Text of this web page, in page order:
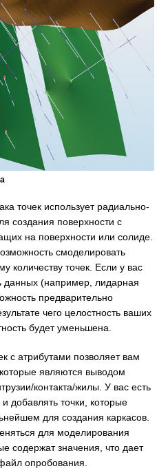
использует радиально-
создания поверхности с
на поверхности или солиде.
смоделировать
количеству точек. Если у вас
данных (например, лидарная
предварительно
чего целостность ваших
будет уменьшена.
позволяет вам
являются выводом
контакта/жилы. У вас есть
добавлять точки, которые
для создания каркасов.
для моделирования
содержат значения, что дает
опробования.